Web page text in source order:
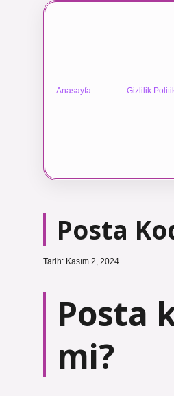
Anasayfa Gizlilik
Posta
Tarih: Kasım 2, 2024
Posta
mi?